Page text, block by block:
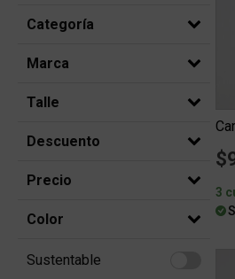
Categoría
Marca
Talle
Descuento
Precio
Color
Sustentable
Refine by Sustentable:
3